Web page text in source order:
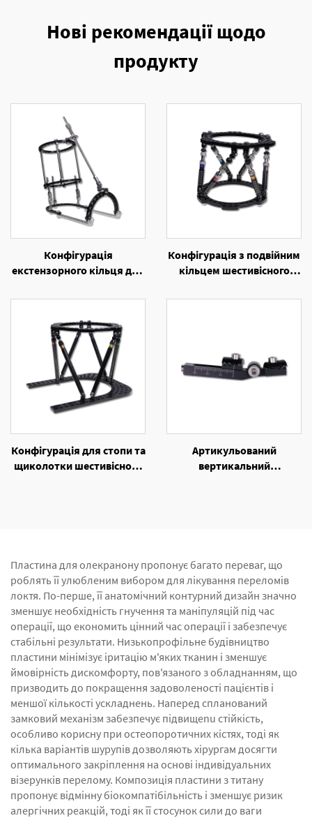
Нові рекомендації щодо
продукту
Конфігурація
екстензорного кільця для
фузії голеностопа
Конфігурація з подвійним
кільцем шестивісного
екстернального
Конфігурація для стопи та
щиколотки шестивісного
Артикульований
вертикальний
Пластина для олекранону пропонує багато переваг, що
роблять її улюбленим вибором для лікування переломів
локтя. По-перше, її анатомічний контурний дизайн значно
зменшує необхідність гнучення та маніпуляцій під час
операції, що економить цінний час операції і забезпечує
стабільні результати. Низькопрофільне будівництво
пластини мінімізує іритацію м'яких тканин і зменшує
ймовірність дискомфорту, пов'язаного з обладнанням, що
призводить до покращення задоволеності пацієнтів і
меншої кількості ускладнень. Наперед спланований
замковий механізм забезпечує підвищenu стійкість,
особливо корисну при остеопоротичних кістях, тоді як
кілька варіантів шурупів дозволяють хірургам досягти
оптимального закріплення на основі індивідуальних
візерунків перелому. Композиція пластини з титану
пропонує відмінну біокомпатібільність і зменшує ризик
алергічних реакцій, тоді як її стосунок сили до ваги